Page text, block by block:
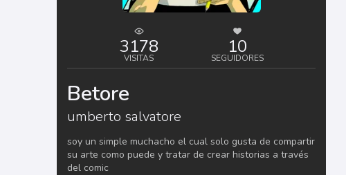
3178
VISITAS
10
SEGUIDORES
Betore
umberto salvatore
soy un simple muchacho el cual solo gusta de compartir
su arte como puede y tratar de crear historias a través
del comic